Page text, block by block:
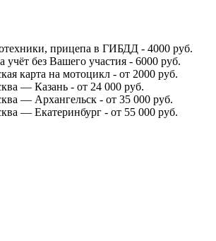
прицепа в ГИБДД - 4000 руб.
учёт без Вашего участия - 6000 руб.
карта на мотоцикл - от 2000 руб.
— Казань - от 24 000 руб.
— Архангельск - от 35 000 руб.
— Екатеринбург - от 55 000 руб.